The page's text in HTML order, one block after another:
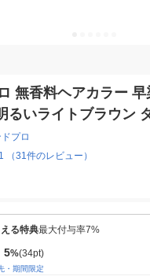
無香料ヘアカラー 早
るいライトブラウン
プロ
（31件のレビュー）
る特典最大付与率7%
5%(34pt)
・期間限定